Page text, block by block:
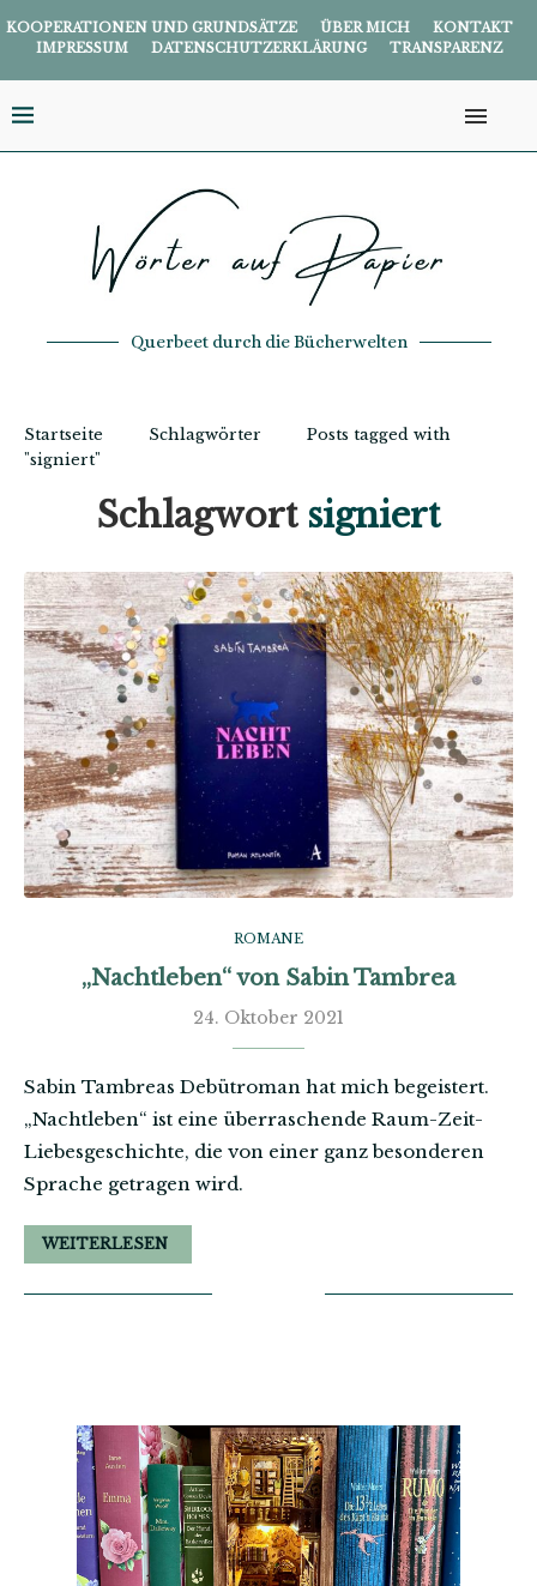
KOOPERATIONEN UND GRUNDSÄTZE ÜBER MICH
KONTAKT
IMPRESSUM
DATENSCHUTZERKLÄRUNG TRANSPARENZ
Querbeet durch die Bücherwelten
Startseite Schlagwörter
Posts tagged with
"signiert"
Schlagwort signiert
ROMANE
„Nachtleben“ von Sabin Tambrea
24. Oktober 2021
Sabin Tambreas Debütroman hat mich begeistert.
„Nachtleben“ ist eine überraschende Raum-Zeit-
Liebesgeschichte, die von einer ganz besonderen
Sprache getragen wird.
WEITERLESEN